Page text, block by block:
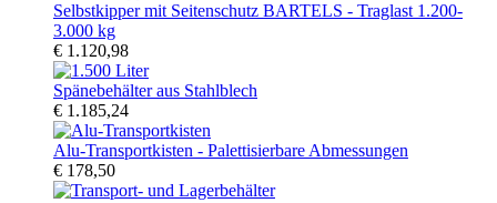
Selbstkipper mit Seitenschutz BARTELS - Traglast 1.200-
3.000 kg
€ 1.120,98
Spänebehälter aus Stahlblech
€ 1.185,24
Alu-Transportkisten - Palettisierbare Abmessungen
€ 178,50